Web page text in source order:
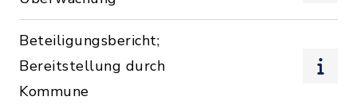
Beteiligungsbericht;
Bereitstellung durch
Kommune